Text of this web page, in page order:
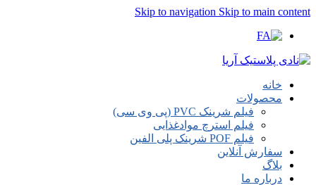
Skip to navigation Skip to main content
خانه
محصولات
فیلم شرینک PVC (پی وی سی)
فیلم استرچ موادغذایی
فیلم POF شرینک پلی الفین
سفارش آنلاین
بلاگ
درباره ما